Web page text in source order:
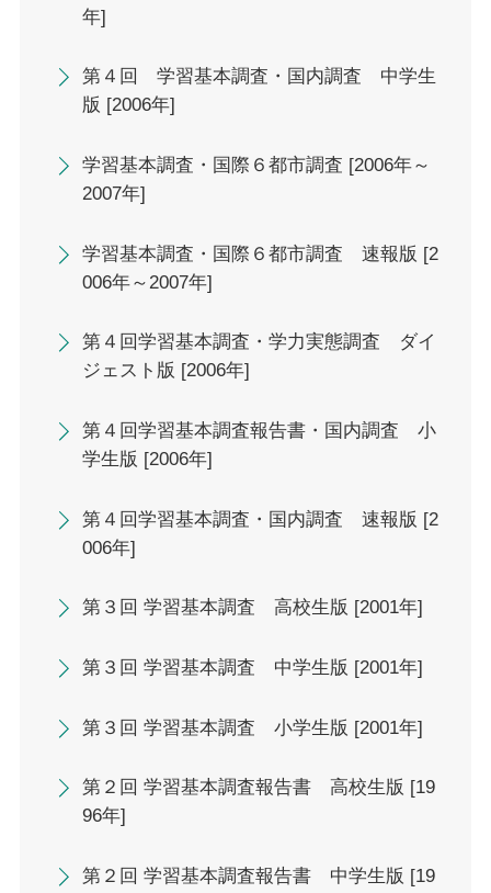
年]
第４回 学習基本調査・国内調査 中学生
版 [2006年]
学習基本調査・国際６都市調査 [2006年～
2007年]
学習基本調査・国際６都市調査 速報版 [2
006年～2007年]
第４回学習基本調査・学力実態調査 ダイ
ジェスト版 [2006年]
第４回学習基本調査報告書・国内調査 小
学生版 [2006年]
第４回学習基本調査・国内調査 速報版 [2
006年]
第３回 学習基本調査 高校生版 [2001年]
第３回 学習基本調査 中学生版 [2001年]
第３回 学習基本調査 小学生版 [2001年]
第２回 学習基本調査報告書 高校生版 [19
96年]
第２回 学習基本調査報告書 中学生版 [19